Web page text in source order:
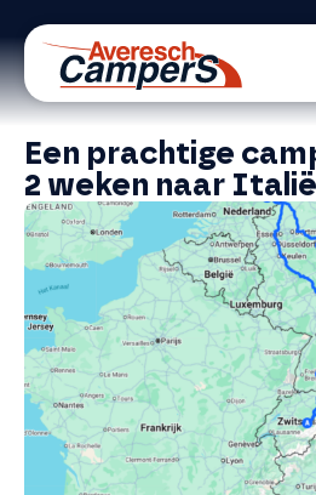
Een prachtige
2 weken naar Italië